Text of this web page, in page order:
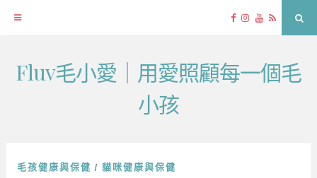
Skip
Facebook
Instagram
YouTube
RSS
Fluv毛小愛｜用愛照顧每一個毛
小孩
毛孩健康與保健 / 貓咪健康與保健